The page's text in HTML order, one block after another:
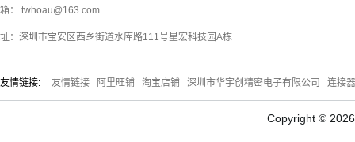
： twhoau@163.com
：深圳市宝安区西乡街道水库路111号星宏科技园A栋
友情链接: 友情链接 阿里旺铺 淘宝店铺 深圳市华宇创精密电子有限公司 连接
Copyright ©